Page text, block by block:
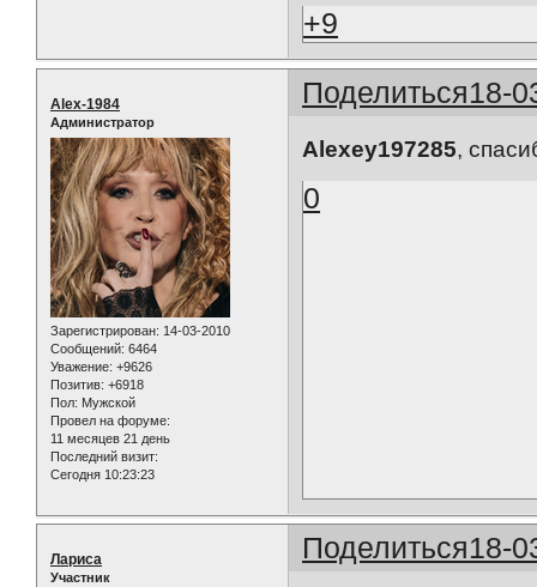
+9
Поделиться18-
Alex-1984
Администратор
Зарегистрирован: 14-03-2010
Сообщений: 6464
Уважение: +9626
Позитив: +6918
Пол: Мужской
Провел на форуме:
11 месяцев 21 день
Последний визит:
Сегодня 10:23:23
Alexey197285,
0
Поделиться18-
Лариса
Участник